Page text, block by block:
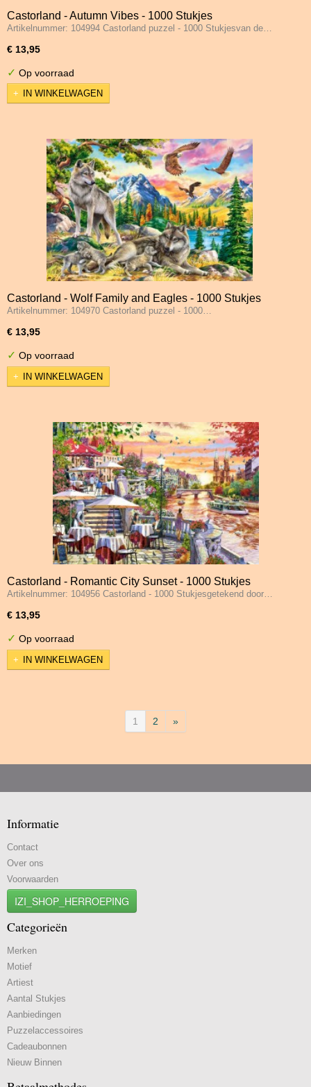
Castorland - Autumn Vibes - 1000 Stukjes
Artikelnummer: 104994 Castorland puzzel - 1000 Stukjesvan de…
€ 13,95
✓ Op voorraad
IN WINKELWAGEN
Castorland - Wolf Family and Eagles - 1000 Stukjes
Artikelnummer: 104970 Castorland puzzel - 1000…
€ 13,95
✓ Op voorraad
IN WINKELWAGEN
Castorland - Romantic City Sunset - 1000 Stukjes
Artikelnummer: 104956 Castorland - 1000 Stukjesgetekend door…
€ 13,95
✓ Op voorraad
IN WINKELWAGEN
1 2 »
Informatie
Contact
Over ons
Voorwaarden
IZI_SHOP_HERROEPING
Categorieën
Merken
Motief
Artiest
Aantal Stukjes
Aanbiedingen
Puzzelaccessoires
Cadeaubonnen
Nieuw Binnen